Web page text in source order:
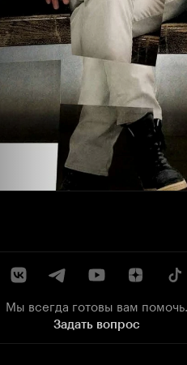
Мы всегда готовы вам помочь.
Задать вопрос